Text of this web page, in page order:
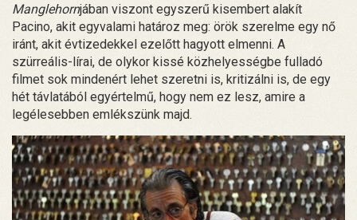
Manglehornjában viszont egyszerű kisembert alakít
Pacino, akit egyvalami határoz meg: örök szerelme egy nő
iránt, akit évtizedekkel ezelőtt hagyott elmenni. A
szürreális-lírai, de olykor kissé közhelyességbe fulladó
filmet sok mindenért lehet szeretni is, kritizálni is, de egy
hét távlatából egyértelmű, hogy nem ez lesz, amire a
legélesebben emlékszünk majd.